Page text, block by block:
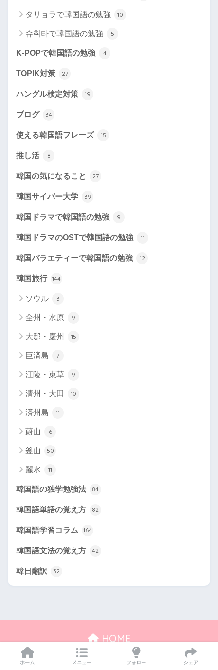
タリョラで韓国語の勉強 10
슈취타で韓国語の勉強 5
K-POPで韓国語の勉強 4
TOPIK対策 27
ハングル検定対策 19
ブログ 34
使える韓国語フレーズ 15
推し活 8
韓国の気になること 27
韓国サイバー大学 39
韓国ドラマで韓国語の勉強 9
韓国ドラマのOSTで韓国語の勉強 11
韓国バラエティーで韓国語の勉強 12
韓国旅行 144
ソウル 3
全州・水原 9
大邸・慶州 15
巨済島 7
江陵・束草 9
清州・大田 10
済州島 11
蔚山 6
釜山 50
麗水 11
韓国語の独学勉強法 84
韓国語単語の覚え方 82
韓国語学習コラム 164
韓国語文法の覚え方 42
韓日翻訳 32
HOME
プライバシーポリシー
ホーム メニュー フォロー シェア